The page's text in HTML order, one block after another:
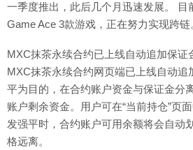
一季度推出，此后几个月迅速发展。 目
Game Ace 3款游戏，正在努力实现跨链
MXC抹茶永续合约已上线自动追加保证
MXC抹茶永续合约网页端已上线自动追
平为目的，在合约账户资金与保证金分
账户剩余资金。用户可在“当前持仓”页
发强平时，合约账户可用余额将会自动
格远离。